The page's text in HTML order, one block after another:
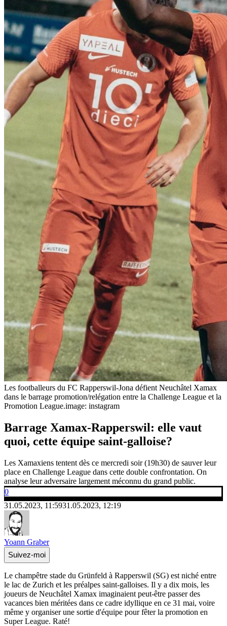
Les footballeurs du FC Rapperswil-Jona défient Neuchâtel Xamax
dans le barrage promotion/relégation entre la Challenge League et la
Promotion League.image: instagram
Barrage Xamax-Rapperswil: elle vaut
quoi, cette équipe saint-galloise?
Les Xamaxiens tentent dès ce mercredi soir (19h30) de sauver leur
place en Challenge League dans cette double confrontation. On
analyse leur adversaire largement méconnu du grand public.
0
31.05.2023, 11:5931.05.2023, 12:19
Yoann Graber
Suivez-moi
Le champêtre stade du Grünfeld à Rapperswil (SG) est niché entre
le lac de Zurich et les préalpes saint-galloises. Il y a dix mois, les
joueurs de Neuchâtel Xamax imaginaient peut-être passer des
vacances bien méritées dans ce cadre idyllique en ce 31 mai, voire
même y organiser une sortie d'équipe pour fêter la promotion en
Super League. Raté!